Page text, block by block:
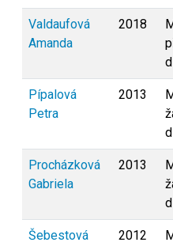
Valdaufová
Amanda
2018
Pípalová
Petra
2013
Procházková
Gabriela
2013
Šebestová
2012